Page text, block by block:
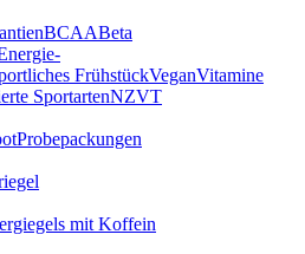
BCAABeta
FrühstückVeganVitamine
SportartenNZVT
Probepackungen
mit Koffein